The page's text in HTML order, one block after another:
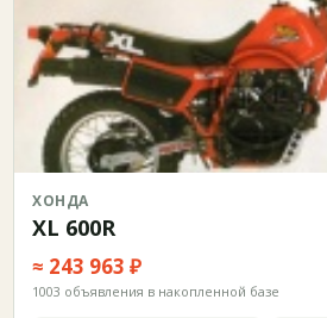
ХОНДА
XL 600R
≈ 243 963 ₽
1003 объявления в накопленной базе